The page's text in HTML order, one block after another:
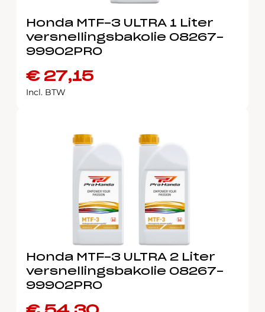
Honda MTF-3 ULTRA 1 Liter
versnellingsbakolie 08267-
99902PRO
€27,15
Incl. BTW
Honda MTF-3 ULTRA 2 Liter
versnellingsbakolie 08267-
99902PRO